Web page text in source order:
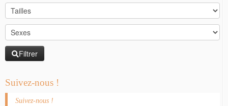
Filtrer
Suivez-nous !
Suivez-nous !